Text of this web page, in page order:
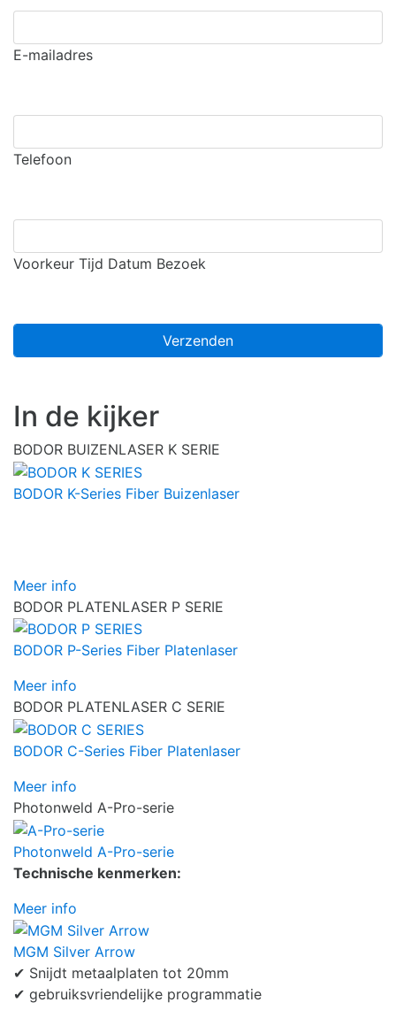
E-mailadres
Telefoon
Voorkeur Tijd Datum Bezoek
In de kijker
BODOR BUIZENLASER K SERIE
BODOR K-Series Fiber Buizenlaser
Meer info
BODOR PLATENLASER P SERIE
BODOR P-Series Fiber Platenlaser
Meer info
BODOR PLATENLASER C SERIE
BODOR C-Series Fiber Platenlaser
Meer info
Photonweld A-Pro-serie
Photonweld A-Pro-serie
Technische kenmerken:
Meer info
MGM Silver Arrow
✔ Snijdt metaalplaten tot 20mm
✔ gebruiksvriendelijke programmatie